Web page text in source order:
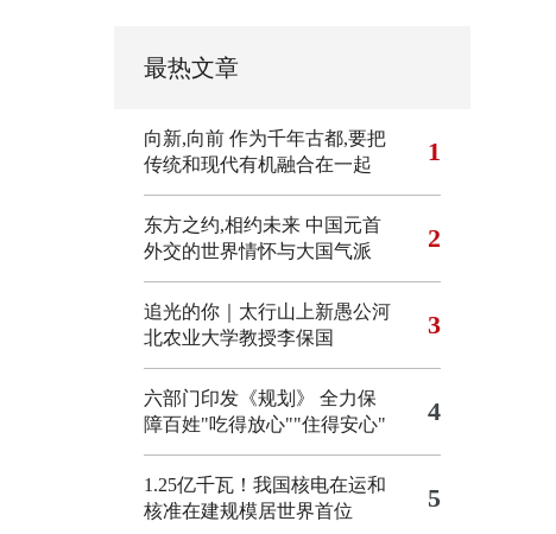
最热文章
向新,向前 作为千年古都,要把
传统和现代有机融合在一起
1
东方之约,相约未来 中国元首
外交的世界情怀与大国气派
2
追光的你｜太行山上新愚公河
北农业大学教授李保国
3
六部门印发《规划》 全力保
障百姓"吃得放心""住得安心"
4
1.25亿千瓦！我国核电在运和
核准在建规模居世界首位
5